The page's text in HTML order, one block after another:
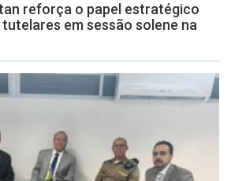
reforça o papel estratégico
em sessão solene na